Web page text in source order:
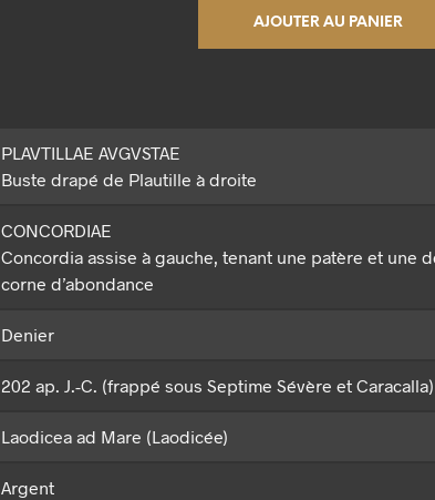
AJOUTER AU PANIER
PLAVTILLAE AVGVSTAE
Buste drapé de Plautille à droite
CONCORDIAE
Concordia assise à gauche, tenant une patère et une
corne d’abondance
Denier
202 ap. J.-C. (frappé sous Septime Sévère et Caracalla)
Laodicea ad Mare (Laodicée)
Argent